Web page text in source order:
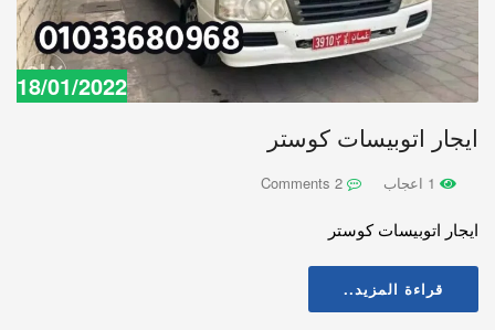
18/01/2022
ايجار اتوبيسات كوستر
ايجار اتوبيسات كوستر
قراءة المزيد..